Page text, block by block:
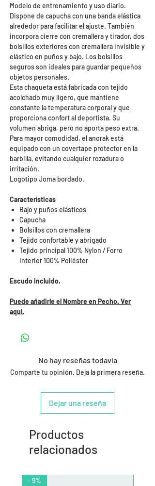
Modelo de entrenamiento y uso diario.
Dispone de capucha con una banda elástica
alrededor para facilitar el ajuste. También
incorpora cierre con cremallera y tirador, dos
bolsillos exteriores con cremallera invisible y
elástico en puños y bajo. Los bolsillos
seguros son ideales para guardar pequeños
objetos personales.
Esta chaqueta está fabricada con tejido
acolchado muy ligero, que mantiene
constante la temperatura corporal y que
proporciona confort al deportista. Su
volumen abriga, pero no aporta peso extra.
Para mayor comodidad, el anorak está
equipado con un covertape protector en la
barbilla, evitando cualquier rozadura o
irritación.
Logotipo Joma bordado.
Características
Bajo y puños elásticos
Capucha
Bolsillos con cremallera
Tejido confortable y abrigado
Tejido principal 100% Nylon / Forro
interior 100% Poliéster
Escudo incluido.
Puede añadirle el Nombre en Pecho. Ver
aquí.
No hay reseñas todavía
Comparte tu opinión. Deja la primera reseña.
Dejar una reseña
Productos
relacionados
- 9%